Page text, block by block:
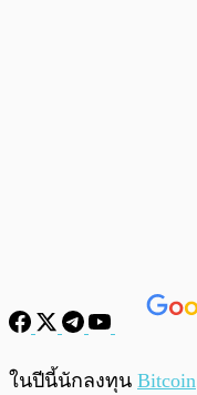
พร้อมเล่น
ในปีนี้นักลงทุน Bitcoin